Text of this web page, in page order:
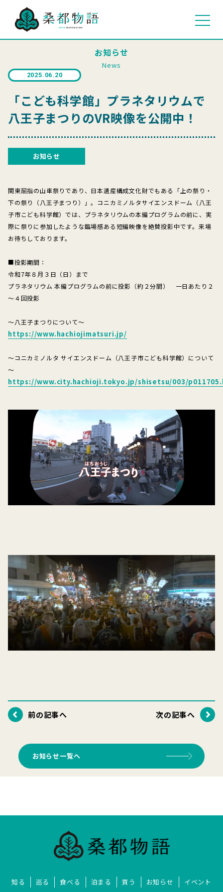
お知らせ
News
2025.06.20
「こども科学館」プラネタリウムで
八王子まつりのVR映像を公開中！
お知らせ
関東屈指の山車祭りであり、日本遺産構成文化財でもある「上の祭り・
下の祭り（八王子まつり）」。コニカミノルタサイエンスドーム（八王
子市こども科学館）では、プラネタリウムの本編プログラムの前に、実
際に祭りに参加したような臨場感ある短編映像を絶賛投影中です。来場
お待ちしております。
■投影期間：
令和7年８月３日（日）まで
プラネタリウム 本編プログラムの前に投影（約２分間） 一日あたり２
～４回投影
～八王子まつりについて～
https://www.hachiojimatsuri.jp/
～コニカミノルタ サイエンスドーム（八王子市こども科学館）について
～
https://www.city.hachioji.tokyo.jp/shisetsu/003/
前の記事へ 次の記事へ
お知らせ一覧へ
知る 巡る 食べる 泊まる 買う お知らせ イベント